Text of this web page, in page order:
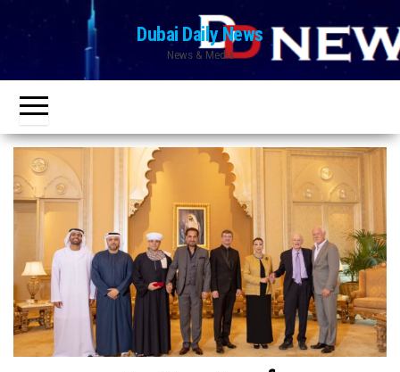
to
the
content
Dubai Daily News
News & Media